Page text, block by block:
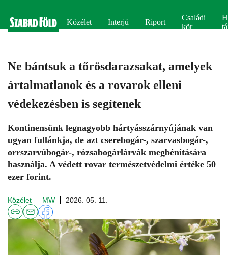
Közélet Interjú Riport
Családi
kör
Ne bántsuk a tőrösdarazsakat, amelyek
ártalmatlanok és a rovarok elleni
védekezésben is segítenek
Kontinensünk legnagyobb hártyásszárnyújának van
ugyan fullánkja, de azt cserebogár-, szarvasbogár-,
orrszarvúbogár-, rózsabogárlárvák megbénítására
használja. A védett rovar természetvédelmi értéke 50
ezer forint.
Közélet MW 2026. 05. 11.